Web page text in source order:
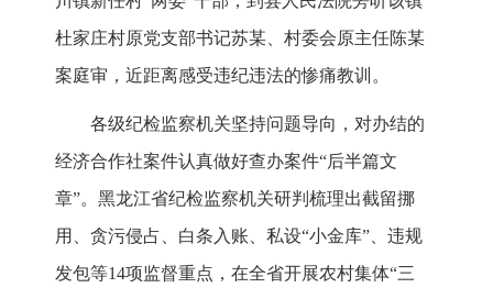
杜家庄村原党支部书记苏某、村委会原主任陈某
案庭审，近距离感受违纪违法的惨痛教训。
各级纪检监察机关坚持问题导向，对办结的
经济合作社案件认真做好查办案件“后半篇文
章”。黑龙江省纪检监察机关研判梳理出截留挪
用、贪污侵占、白条入账、私设“小金库”、违规
发包等14项监督重点，在全省开展农村集体“三